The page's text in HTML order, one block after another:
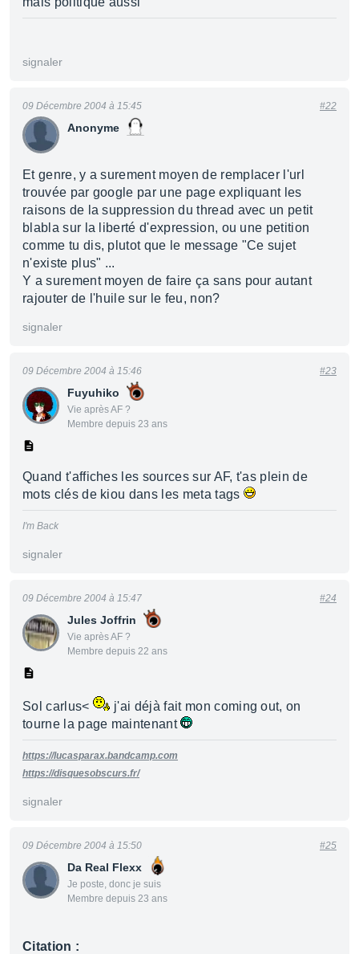
signaler
Anonyme
09 Décembre 2004 à 15:45 #22
Et genre, y a surement moyen de remplacer l'url
trouvée par google par une page expliquant les
raisons de la suppression du thread avec un petit
blabla sur la liberté d'expression, ou une petition
comme tu dis, plutot que le message "Ce sujet
n'existe plus" ...
Y a surement moyen de faire ça sans pour autant
rajouter de l'huile sur le feu, non?
signaler
Fuyuhiko
Vie après AF ?
Membre depuis 23 ans
09 Décembre 2004 à 15:46 #23
Quand t'affiches les sources sur AF, t'as plein de
mots clés de kiou dans les meta tags
I'm Back
signaler
Jules Joffrin
Vie après AF ?
Membre depuis 22 ans
09 Décembre 2004 à 15:47 #24
Sol carlus<
j'ai déjà fait mon coming out, on
tourne la page maintenant
https://lucasparax.bandcamp.com
https://disquesobscurs.fr/
signaler
Da Real Flexx
Je poste, donc je suis
Membre depuis 23 ans
09 Décembre 2004 à 15:50 #25
Citation :